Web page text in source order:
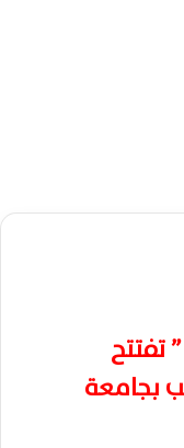
بجامعة